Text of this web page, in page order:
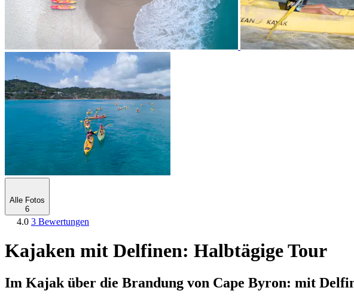
Alle Fotos
6
4.0 3 Bewertungen
Kajaken mit Delfinen: Halbtägige Tour
Im Kajak über die Brandung von Cape Byron: mit